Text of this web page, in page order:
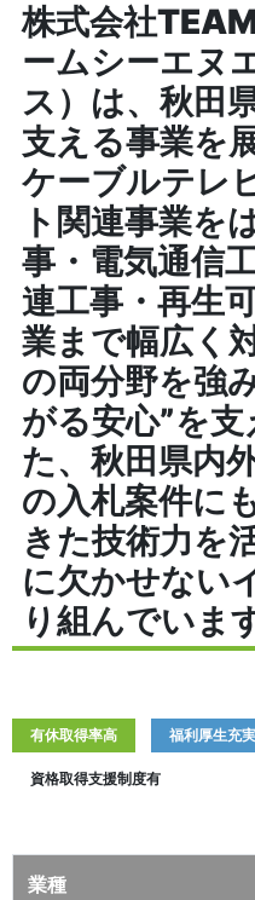
株式会社
ームシーエヌ
ス）は、秋田
支える事業を
ケーブルテレ
ト関連事業を
事・電気通信
連工事・再生
業まで幅広く
の両分野を強
がる安心”を
た、秋田県内
の入札案件に
きた技術力を
に欠かせない
り組んでいま
有休取得率高 福利厚生充実
資格取得支援制度有
業種